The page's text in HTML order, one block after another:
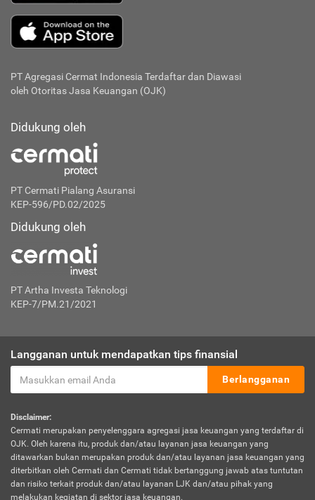
PT Agregasi Cermat Indonesia Terdaftar dan Diawasi
oleh Otoritas Jasa Keuangan (OJK)
Didukung oleh
PT Cermati Pialang Asuransi
KEP-596/PD.02/2025
Didukung oleh
PT Artha Investa Teknologi
KEP-7/PM.21/2021
Langganan untuk mendapatkan tips finansial
Berlangganan
Disclaimer:
Cermati merupakan penyelenggara agregasi jasa keuangan yang terdaftar di
OJK. Oleh karena itu, produk dan/atau layanan jasa keuangan yang
ditawarkan bukan merupakan produk dan/atau layanan jasa keuangan yang
diterbitkan oleh Cermati dan Cermati tidak bertanggung jawab atas tuntutan
dan risiko terkait produk dan/atau layanan LJK dan/atau pihak yang
melakukan kegiatan di sektor jasa keuangan.